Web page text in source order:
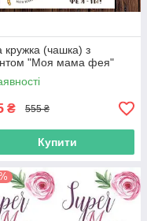
кружка (чашка) з
"Моя мама фея"
₴ 555 ₴
Купити